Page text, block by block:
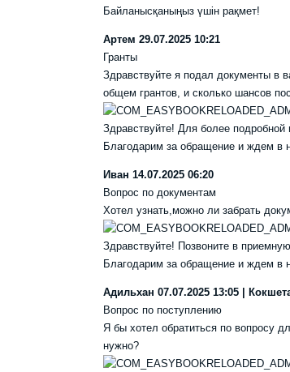
Байланысқаныңыз үшін рақмет!
Артем 29.07.2025 10:21
Гранты
Здравствуйте я подал документы в
общем грантов, и сколько шансов
Здравствуйте! Для более
Благодарим за обращение и ждем в
Иван 14.07.2025 06:20
Вопрос по документам
Хотел узнать,можно ли забрать
Здравствуйте! Позвоните в
Благодарим за обращение и ждем в
Адильхан 07.07.2025 13:05 |
Вопрос по поступлению
Я бы хотел обратиться по вопросу
нужно?